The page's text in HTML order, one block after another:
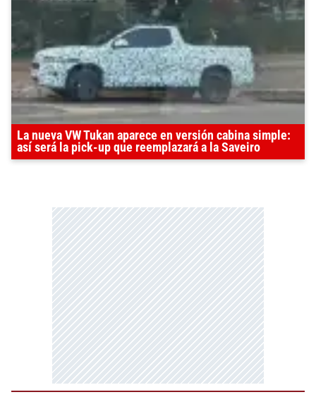
La nueva VW Tukan aparece en versión cabina simple:
así será la pick-up que reemplazará a la Saveiro